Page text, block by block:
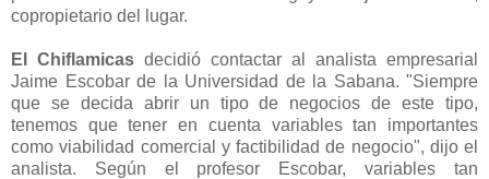
copropietario del lugar.
El Chiflamicas decidió contactar al analista empresarial
Jaime Escobar de la Universidad de la Sabana. "Siempre
que se decida abrir un tipo de negocios de este tipo,
tenemos que tener en cuenta variables tan importantes
como viabilidad comercial y factibilidad de negocio", dijo el
analista. Según el profesor Escobar, variables tan